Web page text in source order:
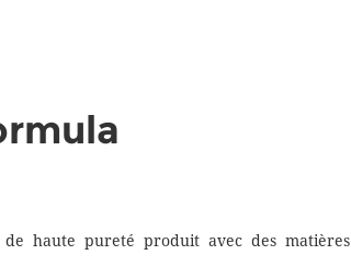
de haute pureté produit avec des matières